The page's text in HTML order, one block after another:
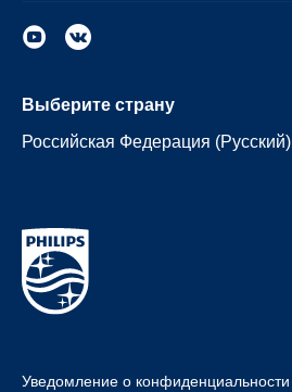
Выберите страну
Российская Федерация (Русский)
Уведомление о конфиденциальности